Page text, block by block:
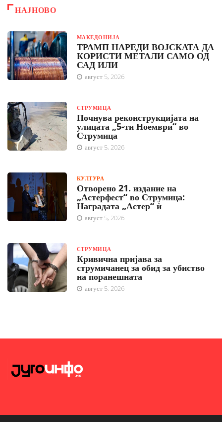
НАЈНОВО
МАКЕДОНИЈА
ТРАМП НАРЕДИ ВОЈСКАТА ДА
КОРИСТИ МЕТАЛИ САМО ОД
САД ИЛИ
август 5, 2026
СТРУМИЦА
Почнува реконструкцијата на
улицата „5-ти Ноември“ во
Струмица
август 5, 2026
КУЛТУРА
Отворено 21. издание на
„Астерфест“ во Струмица:
Наградата „Астер“ ѝ
август 5, 2026
СТРУМИЦА
Кривична пријава за
струмичанец за обид за убиство
на поранешната
август 5, 2026